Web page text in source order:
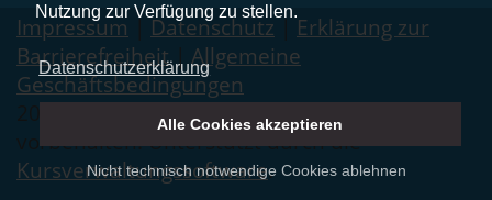
Nutzung zur Verfügung zu stellen.
Datenschutzerklärung
Nicht technisch notwendige Cookies ablehnen
Alle Cookies akzeptieren
Impressum Datenschutz
Erklärung zur
Barrierefreiheit|Allgemeine
Geschäftsbedingungen
2026 © Bewegungskinder. Alle Rechte
vorbehalten. Unterstützt durch die
Kursverwaltungssoftware.